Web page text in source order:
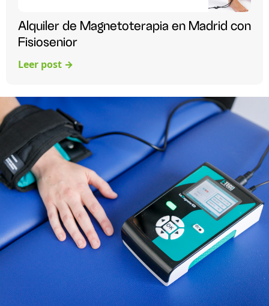
Alquiler de Magnetoterapia en Madrid con
Fisiosenior
Leer post →